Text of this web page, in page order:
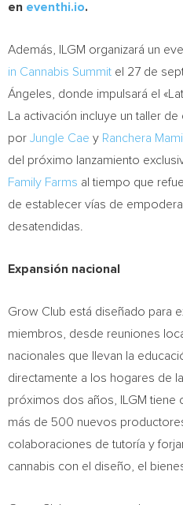
en eventhi.io.
Además, ILGM organizará un
in Cannabis Summit el 27 de
Ángeles, donde impulsará el
La activación incluye un taller
por Jungle Cae y Ranchera Mami
del próximo lanzamiento
Family Farms al tiempo que
de establecer vías de
desatendidas.
Expansión nacional
Grow Club está diseñado para
miembros, desde reuniones
nacionales que llevan la
directamente a los hogares de
próximos dos años, ILGM
más de 500 nuevos
colaboraciones de tutoría y
cannabis con el diseño, el